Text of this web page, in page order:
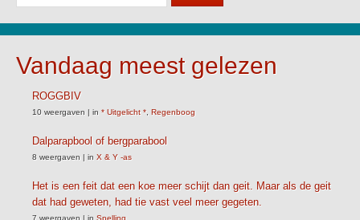
Vandaag meest gelezen
ROGGBIV
10 weergaven | in * Uitgelicht * Regenboog
Dalparapbool of bergparabool
8 weergaven | in X & Y -as
Het is een feit dat een koe meer schijt dan geit. Maar als de geit
dat had geweten, had tie vast veel meer gegeten.
7 weergaven | in Spelling